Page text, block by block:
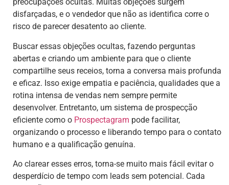
disfarçadas, e o vendedor que não as identifica corre o
risco de parecer desatento ao cliente.
Buscar essas objeções ocultas, fazendo perguntas
abertas e criando um ambiente para que o cliente
compartilhe seus receios, torna a conversa mais profunda
e eficaz. Isso exige empatia e paciência, qualidades que a
rotina intensa de vendas nem sempre permite
desenvolver. Entretanto, um sistema de prospecção
eficiente como o Prospectagram pode facilitar,
organizando o processo e liberando tempo para o contato
humano e a qualificação genuína.
Ao clarear esses erros, torna-se muito mais fácil evitar o
desperdício de tempo com leads sem potencial. Cada